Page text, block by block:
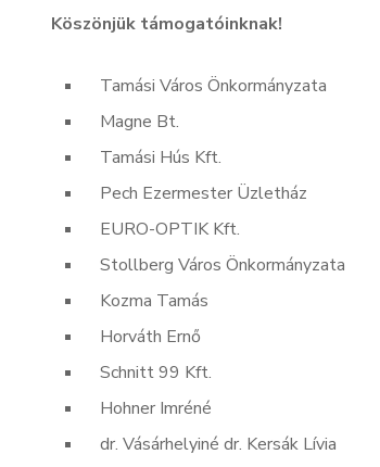
Köszönjük támogatóinknak!
Tamási Város Önkormányzata
Magne Bt.
Tamási Hús Kft.
Pech Ezermester Üzletház
EURO-OPTIK Kft.
Stollberg Város Önkormányzata
Kozma Tamás
Horváth Ernő
Schnitt 99 Kft.
Hohner Imréné
dr. Vásárhelyiné dr. Kersák Lívia